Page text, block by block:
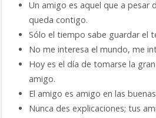
Un amigo es aquel que a pesar
queda contigo.
Sólo el tiempo sabe guardar el
No me interesa el mundo, me
Hoy es el día de tomarse la
amigo.
El amigo es amigo en las
Nunca des explicaciones; tus